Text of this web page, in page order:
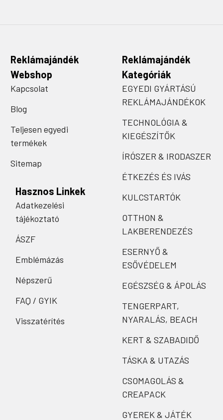
Reklámajándék
Webshop
Kapcsolat
Blog
Teljesen egyedi
termékek
Sitemap
Hasznos Linkek
Adatkezelési
tájékoztató
ÁSZF
Emblémázás
Népszerű
FAQ / GYIK
Visszatérítés
Reklámajándék
Kategóriák
EGYEDI GYÁRTÁSÚ
REKLÁMAJÁNDÉKOK
TECHNOLÓGIA &
KIEGÉSZÍTŐK
ÍRÓSZER & IRODASZER
ÉTKEZÉS ÉS IVÁS
KULCSTARTÓK
OTTHON &
LAKBERENDEZÉS
ESERNYŐ &
ESŐVÉDELEM
EGÉSZSÉG & ÁPOLÁS
TENGERPART,
NYARALÁS, BEACH
KERT & SZABADIDŐ
TÁSKA & UTAZÁS
CSOMAGOLÁS &
CREAPACK
GYEREK & JÁTÉK